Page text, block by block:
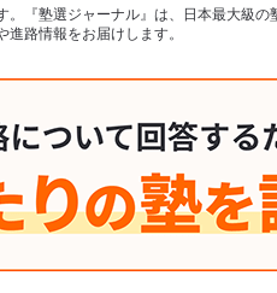
。『塾選ジャーナル』は、日本最大級
路情報をお届けします。